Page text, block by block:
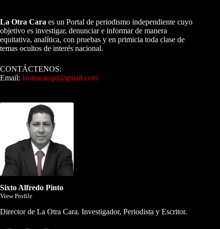
La Otra Cara es un Portal de periodismo independiente cuyo
objetivo es investigar, denunciar e informar de manera
equitativa, analítica, con pruebas y en primicia toda clase de
temas ocultos de interés nacional.
CONTÁCTENOS:
Email: laotracarapi@gmail.com
Sixto Alfredo Pinto
View Profile
Director de La Otra Cara. Investigador, Periodista y Escritor.